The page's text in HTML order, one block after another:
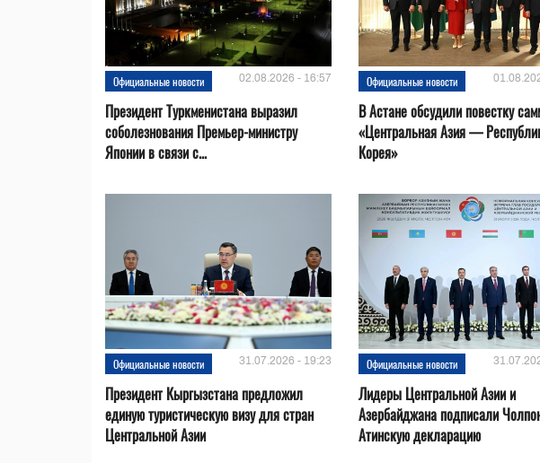
Официальные новости 02.08.2026 - 16:57
Президент Туркменистана выразил
соболезнования Премьер-министру
Японии в связи с...
Официальные новости
В Астане обсудили повестку
«Центральная Азия —
Корея»
Официальные новости 31.07.2026 - 19:23
Президент Кыргызстана предложил
единую туристическую визу для стран
Центральной Азии
Официальные новости
Лидеры Центральной Азии и
Азербайджана подписали
Атинскую декларацию